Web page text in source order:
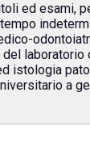
ed esami,
laboratorio
istologia
a